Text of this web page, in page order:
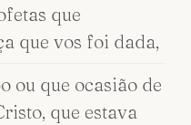
que
que vos foi dada,
ou que ocasião de
que estava